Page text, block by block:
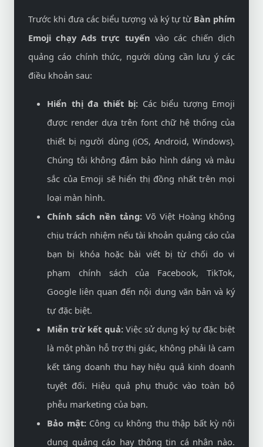
Trước khi đưa các biểu tượng và ký tự từ Bàn phím
Emoji chạy Ads trực tuyến vào các chiến dịch
quảng cáo chính thức, người dùng cần lưu ý các
điều khoản sau:
Hiển thị đa thiết bị: Các biểu tượng Emoji
được render dựa trên font chữ hệ thống của
thiết bị người dùng (iOS, Android, Windows).
Chúng tôi không đảm bảo hình dáng và màu
sắc của Emoji sẽ hiển thị đồng nhất trên mọi
loại màn hình.
Chính sách nền tảng: Võ Việt Hoàng không
chịu trách nhiệm nếu tài khoản quảng cáo của
bạn bị khóa hoặc bài viết bị từ chối do vi
phạm chính sách của Facebook, TikTok,
Google liên quan đến nội dung văn bản và ký
tự đặc biệt.
Miễn trừ kết quả:Việc sử dụng ký tự đặc biệt
là một phần hỗ trợ thị giác, không phải là cam
kết tăng doanh thu hay hiệu quả kinh doanh
tuyệt đối. Hiệu quả phụ thuộc vào toàn bộ
phễu marketing của bạn.
Bảo mật:Công cụ không thu thập bất kỳ nội
dung quảng cáo hay thông tin cá nhân nào.